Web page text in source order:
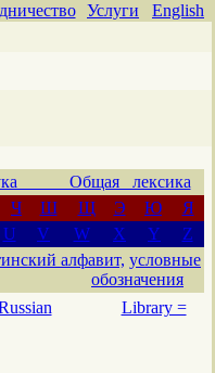
Услуги
English
Общая лексика
Ч Ш Щ Э Ю
Я
U V W X Y
Z
алфавит, условные
обозначения
Library =